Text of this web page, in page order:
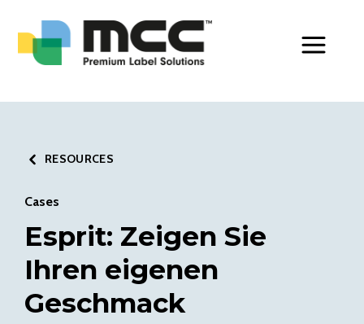
RESOURCES
Cases
Esprit: Zeigen Sie
Ihren eigenen
Geschmack